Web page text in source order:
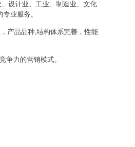
设计业、工业、制造业、文化
业服务。
产品品种,结构体系完善，性能
争力的营销模式。